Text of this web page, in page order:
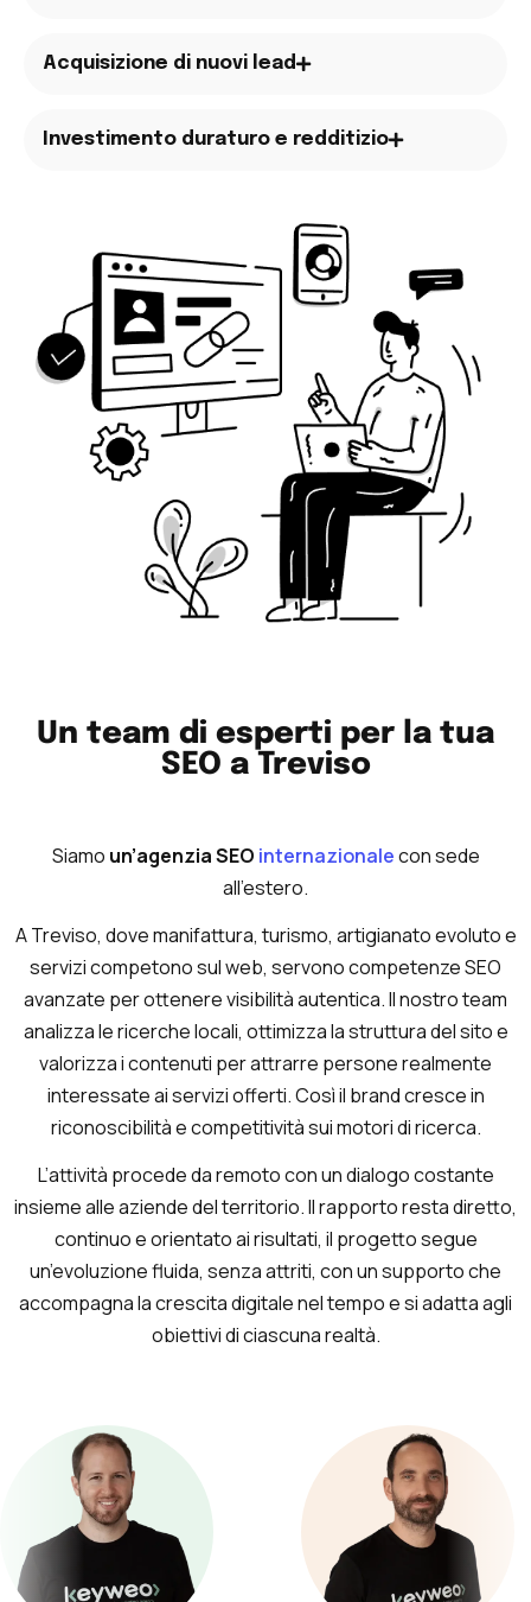
Acquisizione di nuovi lead
Investimento duraturo e redditizio
Un team di esperti per la tua
SEO a Treviso
Siamo un’agenzia SEO internazionalecon sede
all’estero.
A Treviso, dove manifattura, turismo, artigianato evoluto e
servizi competono sul web, servono competenze SEO
avanzate per ottenere visibilità autentica. Il nostro team
analizza le ricerche locali, ottimizza la struttura del sito e
valorizza i contenuti per attrarre persone realmente
interessate ai servizi offerti. Così il brand cresce in
riconoscibilità e competitività sui motori di ricerca.
L’attività procede da remoto con un dialogo costante
insieme alle aziende del territorio. Il rapporto resta diretto,
continuo e orientato ai risultati, il progetto segue
un’evoluzione fluida, senza attriti, con un supporto che
accompagna la crescita digitale nel tempo e si adatta agli
obiettivi di ciascuna realtà.